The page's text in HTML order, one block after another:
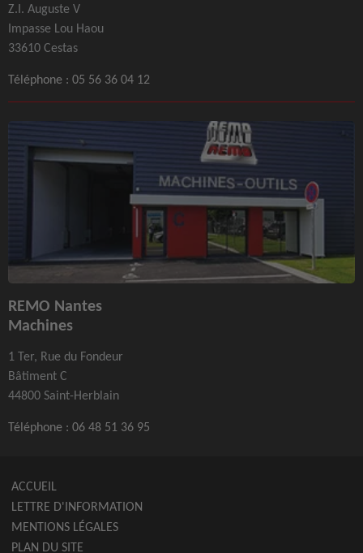
Z.I. Auguste V
Impasse Lou Haou
33610 Cestas
Téléphone : 05 56 36 04 12
REMO Nantes
Machines
1 Ter, Rue du Fondeur
Bâtiment C
44800 Saint-Herblain
Téléphone : 06 48 51 36 95
ACCUEIL
LETTRE D'INFORMATION
MENTIONS LÉGALES
PLAN DU SITE